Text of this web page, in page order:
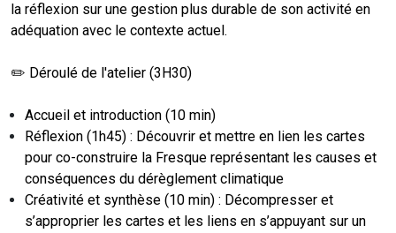
la réflexion sur une gestion plus durable de son activité en
adéquation avec le contexte actuel.
✏️ Déroulé de l'atelier (3H30)
Accueil et introduction (10 min)
Réflexion (1h45) : Découvrir et mettre en lien les cartes
pour co-construire la Fresque représentant les causes et
conséquences du dérèglement climatique
Créativité et synthèse (10 min) : Décompresser et
s’approprier les cartes et les liens en s’appuyant sur un